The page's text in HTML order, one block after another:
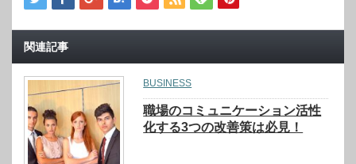
関連記事
BUSINESS
職場のコミュニケーション活性
化する3つの改善策は必見！